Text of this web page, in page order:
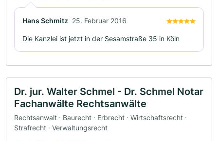
Hans Schmitz 25. Februar 2016
Die Kanzlei ist jetzt in der Sesamstraße 35 in Köln
Dr. jur. Walter Schmel - Dr. Schmel Notar
Fachanwälte Rechtsanwälte
Rechtsanwalt · Baurecht · Erbrecht · Wirtschaftsrecht ·
Strafrecht · Verwaltungsrecht